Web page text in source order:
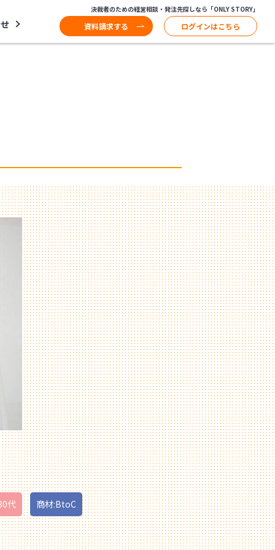
決裁者のための経営相談・発注先探しなら「ONLY STORY」
資料請求する ログインはこちら
代 商材:BtoC